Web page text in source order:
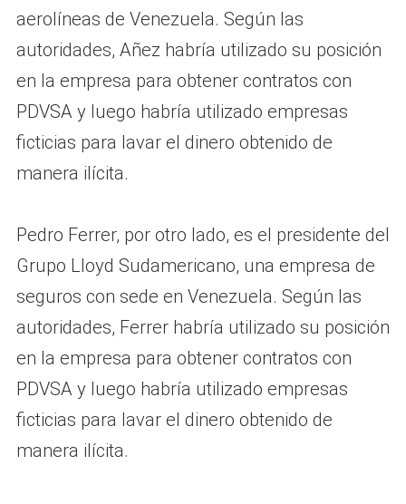
aerolíneas de Venezuela. Según las
autoridades, Añez habría utilizado su posición
en la empresa para obtener contratos con
PDVSA y luego habría utilizado empresas
ficticias para lavar el dinero obtenido de
manera ilícita.
Pedro Ferrer, por otro lado, es el presidente del
Grupo Lloyd Sudamericano, una empresa de
seguros con sede en Venezuela. Según las
autoridades, Ferrer habría utilizado su posición
en la empresa para obtener contratos con
PDVSA y luego habría utilizado empresas
ficticias para lavar el dinero obtenido de
manera ilícita.